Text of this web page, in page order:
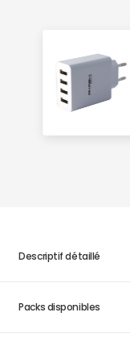
Descriptif détaillé
Packs disponibles